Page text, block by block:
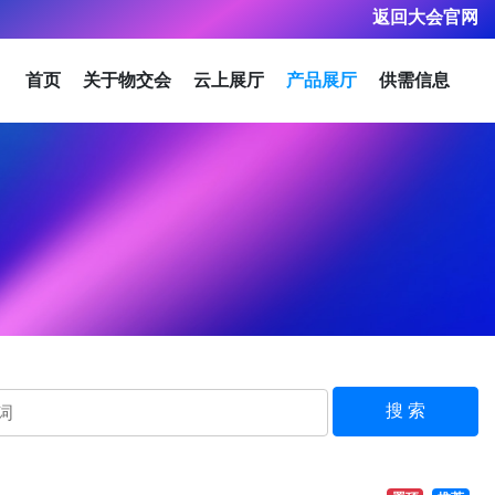
返回大会官网
首页 关于物交会 云上展厅 产品展厅 供需信息
搜 索